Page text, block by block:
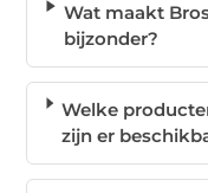
Wat maakt
bijzonder?
Welke
zijn er